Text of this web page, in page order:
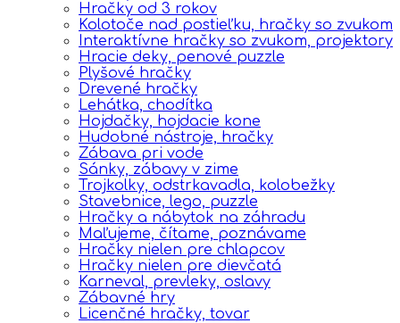
Hračky od 3 rokov
Kolotoče nad postieľku, hračky so zvukom
Interaktívne hračky so zvukom, projektory
Hracie deky, penové puzzle
Plyšové hračky
Drevené hračky
Lehátka, chodítka
Hojdačky, hojdacie kone
Hudobné nástroje, hračky
Zábava pri vode
Sánky, zábavy v zime
Trojkolky, odstrkavadla, kolobežky
Stavebnice, lego, puzzle
Hračky a nábytok na záhradu
Maľujeme, čítame, poznávame
Hračky nielen pre chlapcov
Hračky nielen pre dievčatá
Karneval, prevleky, oslavy
Zábavné hry
Licenčné hračky, tovar